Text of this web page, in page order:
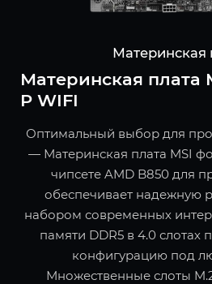
Материнская
Материнская плата
P WIFI
Оптимальный выбор для
— Материнская плата MSI
чипсете AMD B850 для
обеспечивает надежную
набором современных
памяти DDR5 в 4.0 слотах
конфигурацию под
Множественные слоты